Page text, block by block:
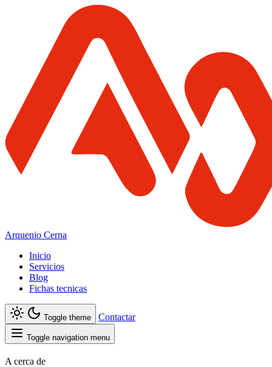
Arquenio Cerna
Inicio
Servicios
Blog
Fichas tecnicas
Toggle theme Contactar
Toggle navigation menu
A cerca de